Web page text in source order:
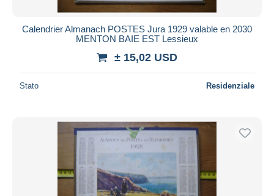
Calendrier Almanach POSTES Jura 1929 valable en 2030
MENTON BAIE EST Lessieux
± 15,02 USD
Stato Residenziale